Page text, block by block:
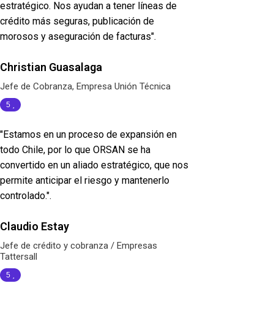
estratégico. Nos ayudan a tener líneas de
crédito más seguras, publicación de
Jefe de Cobranza, Empresa Unión Técnica
"Estamos en un proceso de expansión en
todo Chile, por lo que ORSAN se ha
convertido en un aliado estratégico, que nos
permite anticipar el riesgo y mantenerlo
Jefe de crédito y cobranza / Empresas
Tattersall